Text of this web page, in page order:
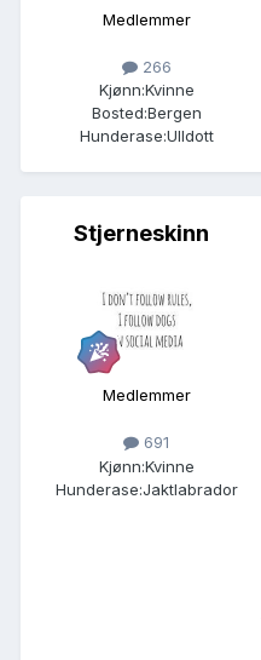
Medlemmer
266
Kjønn:Kvinne
Bosted:Bergen
Hunderase:Ulldott
Stjerneskinn
Medlemmer
691
Kjønn:Kvinne
Hunderase:Jaktlabrador